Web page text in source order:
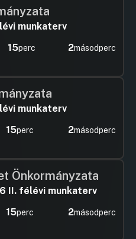
munkaterv
15perc 2másodperc
munkaterv
15perc 2másodperc
Önkormányzata
II. félévi munkaterv
15perc 2másodperc